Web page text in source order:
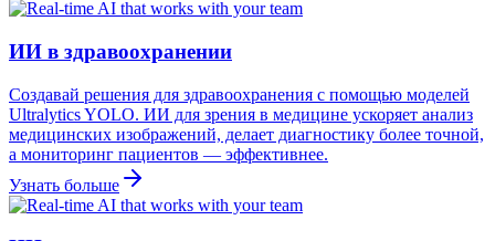
ИИ в здравоохранении
Создавай решения для здравоохранения с помощью моделей
Ultralytics YOLO. ИИ для зрения в медицине ускоряет анализ
медицинских изображений, делает диагностику более точной,
а мониторинг пациентов — эффективнее.
Узнать больше